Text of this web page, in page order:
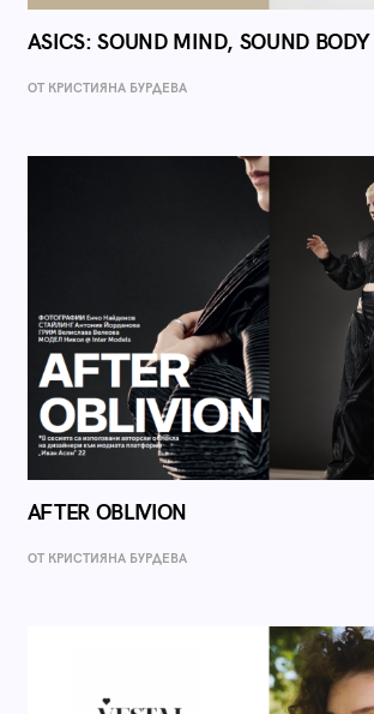
ASICS: SOUND MIND, SOUND BODY
ОТ КРИСТИЯНА БУРДЕВА
AFTER OBLIVION
ОТ КРИСТИЯНА БУРДЕВА